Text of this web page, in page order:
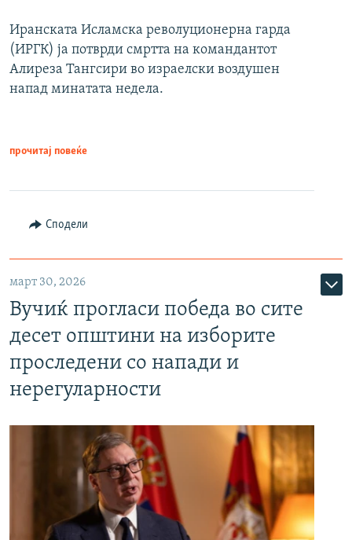
Иранската Исламска револуционерна гарда
(ИРГК) ја потврди смртта на командантот
Алиреза Тангсири во израелски воздушен
напад минатата недела.
прочитај повеќе
Сподели
март 30, 2026
Вучиќ прогласи победа во сите
десет општини на изборите
проследени со напади и
нерегуларности